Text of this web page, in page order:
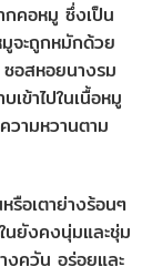
กคอหมู ซึ่งเป็น
จะถูกหมักด้วย
อสหอยนางรม
ข้าไปในเนื้อหมู
ามหวานตาม
รือเตาย่างร้อนๆ
ยังคงนุ่มและชุ่ม
งควัน อร่อยและ